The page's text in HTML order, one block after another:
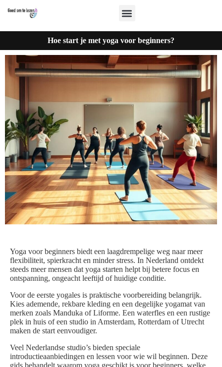
Hoe start je met yoga voor beginners?
Yoga voor beginners biedt een laagdrempelige weg naar meer
flexibiliteit, spierkracht en minder stress. In Nederland ontdekt
steeds meer mensen dat yoga starten helpt bij betere focus en
ontspanning, ongeacht leeftijd of huidige conditie.
Voor de eerste yogales is praktische voorbereiding belangrijk.
Kies ademende, rekbare kleding en een degelijke yogamat van
merken zoals Manduka of Liforme. Een waterfles en een rustige
plek in huis of een studio in Amsterdam, Rotterdam of Utrecht
maken de start eenvoudiger.
Veel Nederlandse studio’s bieden speciale
introductieaanbiedingen en lessen voor wie wil beginnen. Deze